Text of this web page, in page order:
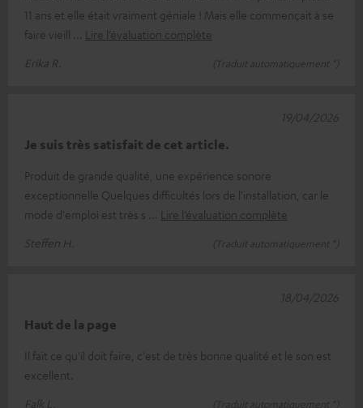
11 ans et elle était vraiment géniale ! Mais elle commençait à se
faire vieill
Lire l’évaluation complète
Erika R.
(Traduit automatiquement *)
Je suis très satisfait de cet article.
Produit de grande qualité, une expérience sonore
exceptionnelle Quelques difficultés lors de l'installation, car le
mode d'emploi est très s
Lire l’évaluation complète
Steffen H.
(Traduit automatiquement *)
19/04/2026
Haut de la page
Il fait ce qu'il doit faire, c'est de très bonne qualité et le son est
excellent.
Falk L.
(Traduit automatiquement *)
18/04/2026